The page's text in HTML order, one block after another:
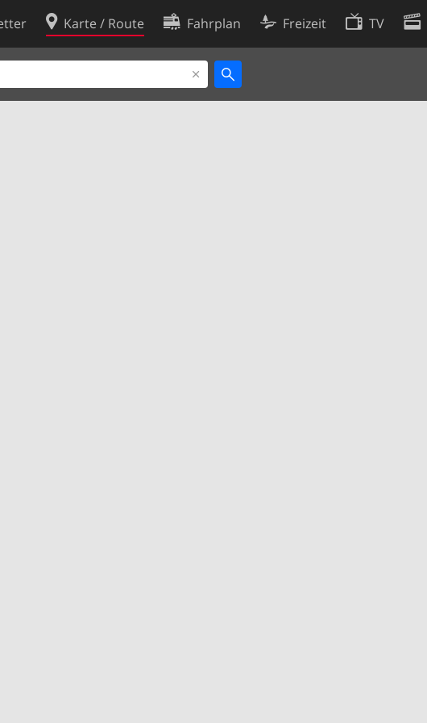
Karte / Route Fahrplan Freizeit TV
Cookie-Richtlinie
Cookie-Einstellungen